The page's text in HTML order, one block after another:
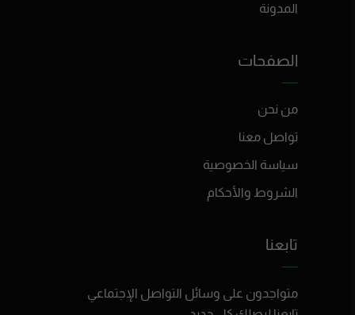
المدونة
الصفحات
من نحن
تواصل معنا
سياسة الخصوصية
الشروط والأحكام
تابعنا
متواجدون على وسائل التواصل الإجتماعي